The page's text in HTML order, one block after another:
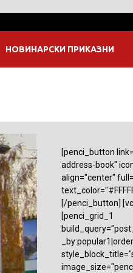
НОВИНАРСКИ ПРИКАЗНИ
[penci_button
address-book"
align="center"
[/penci_button]
[penci_grid_1